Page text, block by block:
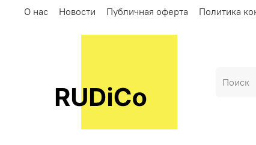
О нас Новости Публичная оферта Политика